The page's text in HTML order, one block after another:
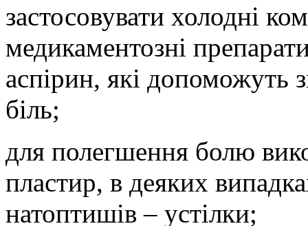
застосовувати холодні
медикаментозні
аспірин, які допоможуть
біль;
для полегшення болю
пластир, в деяких
натоптишів – устілки;